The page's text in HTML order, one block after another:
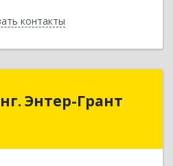
контакты
Назад
Энтер-Грант
Энтер-Грант
край, Геленджик г,